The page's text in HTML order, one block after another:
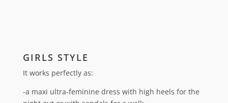
GIRLS STYLE
It works perfectly as:
-a maxi ultra-feminine dress with high heels for the